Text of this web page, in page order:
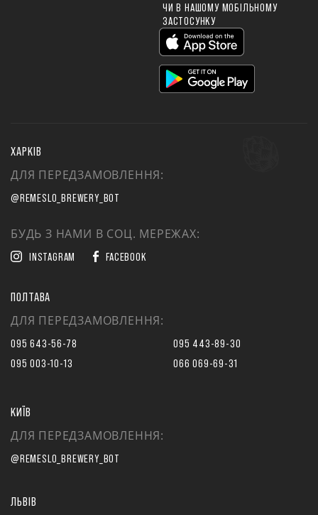
ЧИ В НАШОМУ МОБІЛЬНОМУ
ЗАСТОСУНКУ
ХАРКІВ
ДЛЯ ПЕРЕДЗАМОВЛЕННЯ:
@REMESLO_BREWERY_BOT
БУДЬ З НАМИ В СОЦ. МЕРЕЖАХ:
INSTAGRAM FACEBOOK
ПОЛТАВА
ДЛЯ ПЕРЕДЗАМОВЛЕННЯ:
095 643-56-78
095 003-10-13
095 443-89-30
066 069-69-31
КИЇВ
ДЛЯ ПЕРЕДЗАМОВЛЕННЯ:
@REMESLO_BREWERY_BOT
ЛЬВІВ